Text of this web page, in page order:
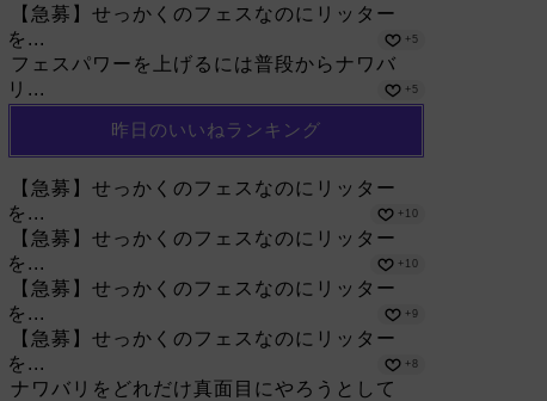
【急募】せっかくのフェスなのにリッター
を...
+5
フェスパワーを上げるには普段からナワバ
リ...
+5
昨日のいいねランキング
【急募】せっかくのフェスなのにリッター
を...
+10
【急募】せっかくのフェスなのにリッター
を...
+10
【急募】せっかくのフェスなのにリッター
を...
+9
【急募】せっかくのフェスなのにリッター
を...
+8
ナワバリをどれだけ真面目にやろうとして